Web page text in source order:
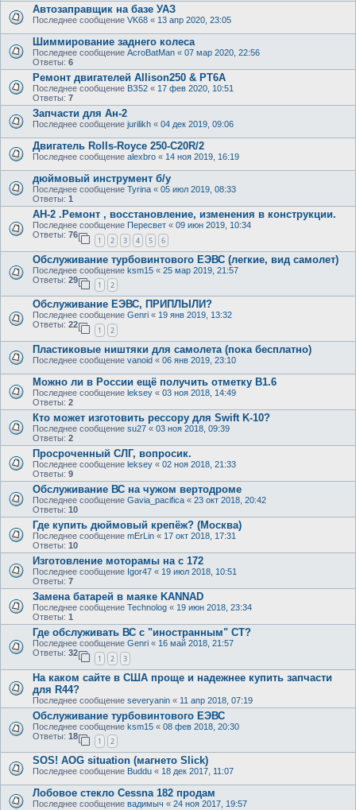
Автозаправщик на базе УАЗ
Последнее сообщение VK68 « 13 апр 2020, 23:05
Шиммирование заднего колеса
Последнее сообщение AcroBatMan « 07 мар 2020, 22:56
Ответы: 6
Ремонт двигателей Allison250 & PT6A
Последнее сообщение ВЗ52 « 17 фев 2020, 10:51
Ответы: 7
Запчасти для Ан-2
Последнее сообщение jurilikh « 04 дек 2019, 09:06
Двигатель Rolls-Royce 250-C20R/2
Последнее сообщение alexbro « 14 ноя 2019, 16:19
дюймовый инструмент б/у
Последнее сообщение Tyrina « 05 июл 2019, 08:33
Ответы: 1
АН-2 .Ремонт , восстановление, изменения в конструкции.
Последнее сообщение Пересвет « 09 июн 2019, 10:34
Ответы: 76
1 2 3 4 5 6
Обслуживание турбовинтового ЕЭВС (легкие, вид самолет)
Последнее сообщение ksm15 « 25 мар 2019, 21:57
Ответы: 29
1 2
Обслуживание ЕЭВС, ПРИПЛЫЛИ?
Последнее сообщение Genri « 19 янв 2019, 13:32
Ответы: 22
1 2
Пластиковые ништяки для самолета (пока бесплатно)
Последнее сообщение vanoid « 06 янв 2019, 23:10
Можно ли в России ещё получить отметку В1.6
Последнее сообщение leksey « 03 ноя 2018, 14:49
Ответы: 2
Кто может изготовить рессору для Swift K-10?
Последнее сообщение su27 « 03 ноя 2018, 09:39
Ответы: 2
Просроченный СЛГ, вопросик.
Последнее сообщение leksey « 02 ноя 2018, 21:33
Ответы: 9
Обслуживание ВС на чужом вертодроме
Последнее сообщение Gavia_pacifica « 23 окт 2018, 20:42
Ответы: 10
Где купить дюймовый крепёж? (Москва)
Последнее сообщение mErLin « 17 окт 2018, 17:31
Ответы: 10
Изготовление моторамы на с 172
Последнее сообщение Igor47 « 19 июл 2018, 10:51
Ответы: 7
Замена батарей в маяке KANNAD
Последнее сообщение Technolog « 19 июн 2018, 23:34
Ответы: 1
Где обслуживать ВС с "иностранным" СТ?
Последнее сообщение Genri « 16 май 2018, 21:57
Ответы: 32
1 2 3
На каком сайте в США проще и надежнее купить запчасти
для R44?
Последнее сообщение severyanin « 11 апр 2018, 07:19
Обслуживание турбовинтового ЕЭВС
Последнее сообщение ksm15 « 08 фев 2018, 20:30
Ответы: 18
1 2
SOS! AOG situation (магнето Slick)
Последнее сообщение Buddu « 18 дек 2017, 11:07
Лобовое стекло Cessna 182 продам
Последнее сообщение вадимыч « 24 ноя 2017, 19:57